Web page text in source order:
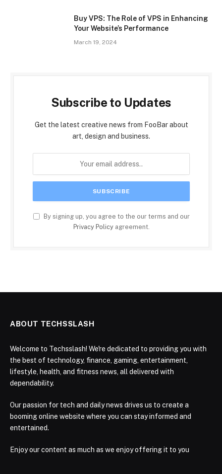
Buy VPS: The Role of VPS in Enhancing
Your Website’s Performance
March 19, 2024
Subscribe to Updates
Get the latest creative news from FooBar about
art, design and business.
By signing up, you agree to the our terms and our
Privacy Policyagreement.
ABOUT TECHSSLASH
Welcome to Techsslash! We're dedicated to providing you with
the best of technology, finance, gaming, entertainment,
lifestyle, health, and fitness news, all delivered with
dependability.
Our passion for tech and daily news drives us to create a
booming online website where you can stay informed and
entertained.
Enjoy our content as much as we enjoy offering it to you